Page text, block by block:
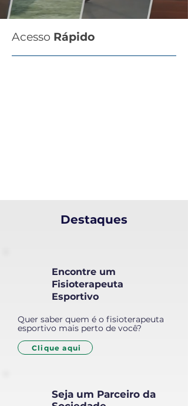
Acesso Rápido
Destaques
Encontre um
Fisioterapeuta
Esportivo
Quer saber quem é o fisioterapeuta
esportivo mais perto de você?
Clique aqui
Seja um Parceiro da